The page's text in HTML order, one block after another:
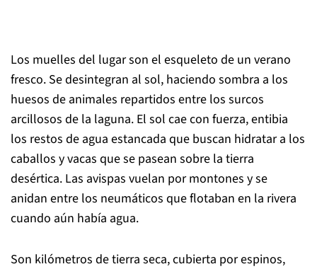
Los muelles del lugar son el esqueleto de un verano
fresco. Se desintegran al sol, haciendo sombra a los
huesos de animales repartidos entre los surcos
arcillosos de la laguna. El sol cae con fuerza, entibia
los restos de agua estancada que buscan hidratar a los
caballos y vacas que se pasean sobre la tierra
desértica. Las avispas vuelan por montones y se
anidan entre los neumáticos que flotaban en la rivera
cuando aún había agua.
Son kilómetros de tierra seca, cubierta por espinos,